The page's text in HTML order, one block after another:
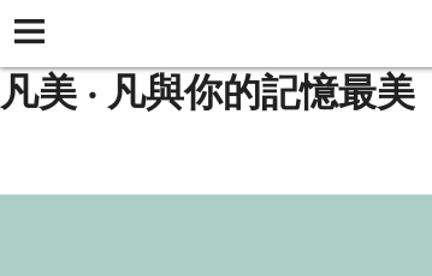
凡美 ‧ 凡與你的記憶最美